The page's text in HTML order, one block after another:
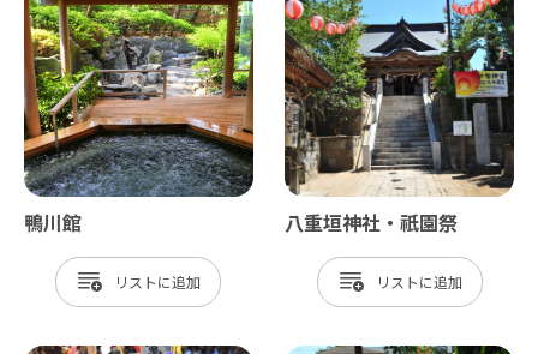
鴨川館
リスト
八重垣神社・祇園祭
リスト